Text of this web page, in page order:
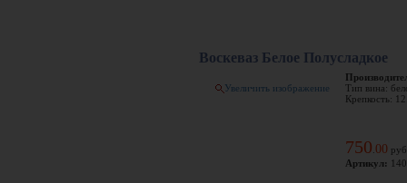
Воскеваз Белое Полусладкое
Увеличить изображение
Тип вина:
Крепкость:
750 00
Артикул: